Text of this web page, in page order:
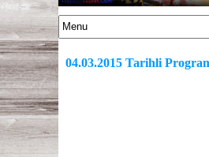
04.03.2015 Tarihli